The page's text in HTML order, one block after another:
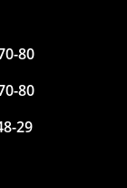
80
80
29